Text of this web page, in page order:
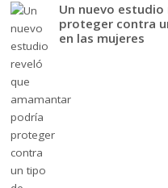
Un nuevo
proteger contra
en las mujeres